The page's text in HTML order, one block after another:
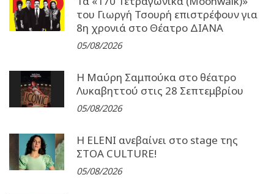
του Γιωργή Τσουρή επιστρέφουν για
8η χρονιά στο Θέατρο ΔΙΑΝΑ
05/08/2026
Η Μαύρη Σαμπούκα στο θέατρο
Λυκαβηττού στις 28 Σεπτεμβρίου
05/08/2026
Η ELENI ανεβαίνει στο stage της
ΣΤΟΑ CULTURE!
05/08/2026